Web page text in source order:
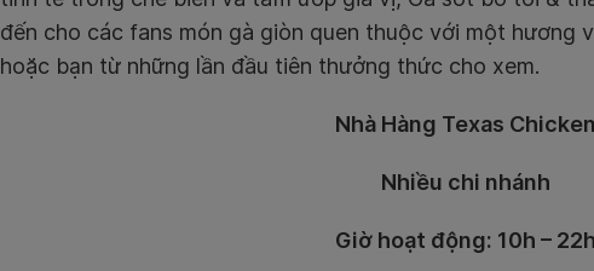
đến cho các fans món gà giòn quen thuộc với một hương
hoặc bạn từ những lần đầu tiên thưởng thức cho xem.
Nhà Hàng Texas Chicken
Nhiều chi nhánh
Giờ hoạt động: 10h – 22h